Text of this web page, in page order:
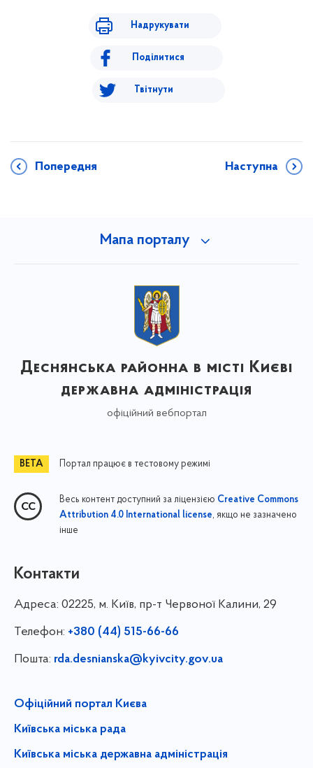
Надрукувати
Поділитися
Твітнути
Попередня Наступна
Мапа порталу
Деснянська районна в місті Києві
державна адміністрація
офіційний вебпортал
Портал працює в тестовому режимі
Весь контент доступний за ліцензією Creative Commons
Attribution 4.0 International license, якщо не зазначено
інше
Контакти
Адреса: 02225, м. Київ, пр-т Червоної Калини, 29
Телефон: +380 (44) 515-66-66
Пошта: rda.desnianska@kyivcity.gov.ua
Офіційний портал Києва
Київська міська рада
Київська міська державна адміністрація